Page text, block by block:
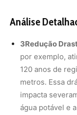
Análise
3Redução
por exemplo,
120 anos de
metros. Essa
impacta
água potável e